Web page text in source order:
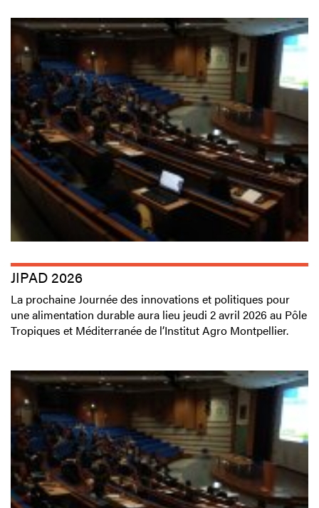
JIPAD 2026
La prochaine Journée des innovations et politiques pour
une alimentation durable aura lieu jeudi 2 avril 2026 au Pôle
Tropiques et Méditerranée de l’Institut Agro Montpellier.